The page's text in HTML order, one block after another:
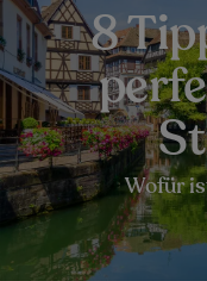
8
Wofür